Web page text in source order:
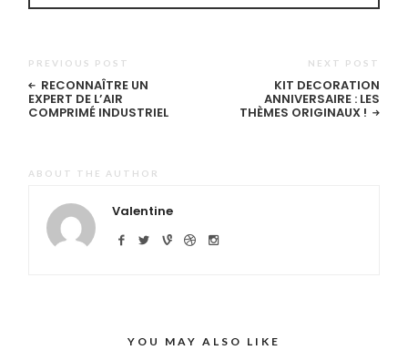
PREVIOUS POST
RECONNAÎTRE UN
EXPERT DE L’AIR
COMPRIMÉ INDUSTRIEL
NEXT POST
KIT DECORATION
ANNIVERSAIRE : LES
THÈMES ORIGINAUX !
ABOUT THE AUTHOR
Valentine
YOU MAY ALSO LIKE